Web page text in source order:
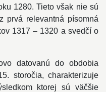
1280. Tieto však nie sú
prvá relevantná písomná
1317 – 1320 a svedčí o
datovanú do obdobia
storočia, charakterizuje
ktorej sú väčšie